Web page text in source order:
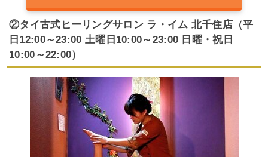
②タイ古式ヒーリングサロン ラ・イム 北千住店（平
日12:00～23:00 土曜日10:00～23:00 日曜・祝日
10:00～22:00）